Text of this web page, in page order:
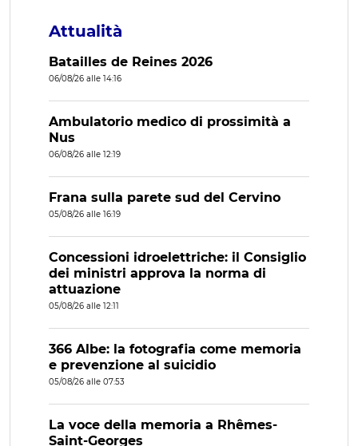
Attualità
Batailles de Reines 2026
06/08/26 alle 14:16
Ambulatorio medico di prossimità a
Nus
06/08/26 alle 12:19
Frana sulla parete sud del Cervino
05/08/26 alle 16:19
Concessioni idroelettriche: il Consiglio
dei ministri approva la norma di
attuazione
05/08/26 alle 12:11
366 Albe: la fotografia come memoria
e prevenzione al suicidio
05/08/26 alle 07:53
La voce della memoria a Rhêmes-
Saint-Georges